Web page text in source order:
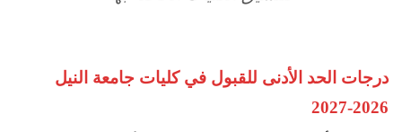
درجات الحد الأدنى للقبول في كليات جامعة النيل
2026-2027